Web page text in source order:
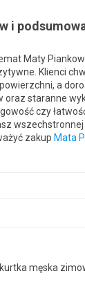
i
Maty
Klienci
a
oraz staranne
czy
zakup Mata
męska